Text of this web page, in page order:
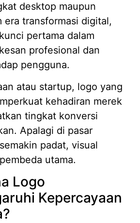
desktop maupun
era transformasi digital,
pertama dalam
profesional dan
pengguna.
atau startup, logo yang
kehadiran merek
tingkat konversi
Apalagi di pasar
padat, visual
utama.
Logo
Kepercayaan